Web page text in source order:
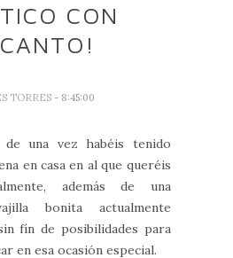
CON
TORRES - 8:45:00
de una vez habéis tenido
en casa en al que queréis
además de una
bonita actualmente
fín de posibilidades para
en esa ocasión especial.